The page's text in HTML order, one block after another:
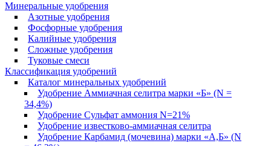
Минеральные удобрения
Азотные удобрения
Фосфорные удобрения
Калийные удобрения
Сложные удобрения
Туковые смеси
Классификация удобрений
Каталог минеральных удобрений
Удобрение Аммиачная селитра марки «Б» (N =
34,4%)
Удобрение Сульфат аммония N=21%
Удобрение известково-аммиачная селитра
Удобрение Карбамид (мочевина) марки «А,Б» (N